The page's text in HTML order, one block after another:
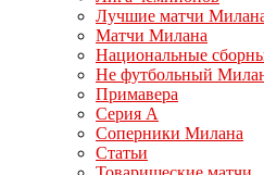
Лучшие матчи
Матчи Милана
Национальные
Не футбольный
Примавера
Серия А
Соперники Милана
Статьи